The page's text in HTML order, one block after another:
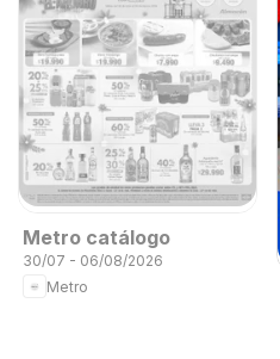
Metro catálogo
30/07 - 06/08/2026
Metro